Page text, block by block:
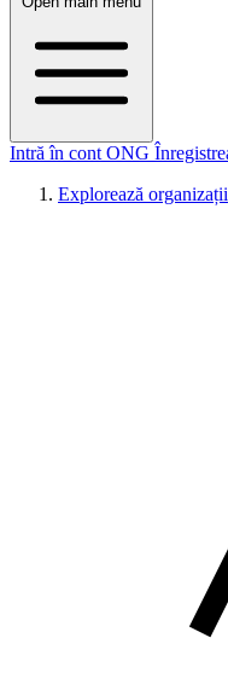
Intră în cont ONG
Explorează organizații